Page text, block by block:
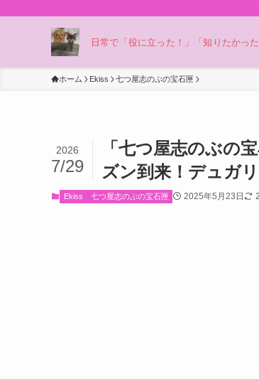
日常で「役に立った！」「知りたかっ
ホーム Ekiss 七つ屋志のぶの宝石匣
「七つ屋志のぶの
ズン到来！デュガ
2026
7/29
Ekiss 七つ屋志のぶの宝石匣 2025年5月23日